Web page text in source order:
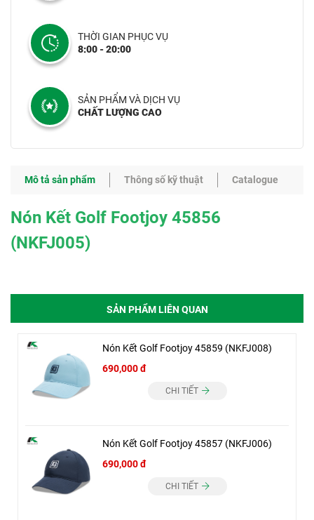
THỜI GIAN PHỤC VỤ
8:00 - 20:00
SẢN PHẨM VÀ DỊCH VỤ
CHẤT LƯỢNG CAO
Mô tả sản phẩm Thông số kỹ thuật Catalogue
Nón Kết Golf Footjoy 45856
(NKFJ005)
SẢN PHẨM LIÊN QUAN
Nón Kết Golf Footjoy 45859 (NKFJ008)
690,000 đ
CHI TIẾT
Nón Kết Golf Footjoy 45857 (NKFJ006)
690,000 đ
CHI TIẾT